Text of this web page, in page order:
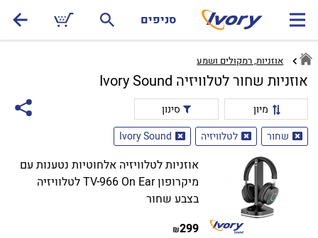
סניפים
אוזניות, רמקולים ושמע
אוזניות שחור לטלוויזיה Ivory Sound
מיון
סינון
שחור
לטלוויזיה Ivory Sound
אוזניות לטלוויזיה אלחוטיות נטענות עם
מיקרופון TV-966 On Ear לטלוויזיה
בצבע שחור
299
₪